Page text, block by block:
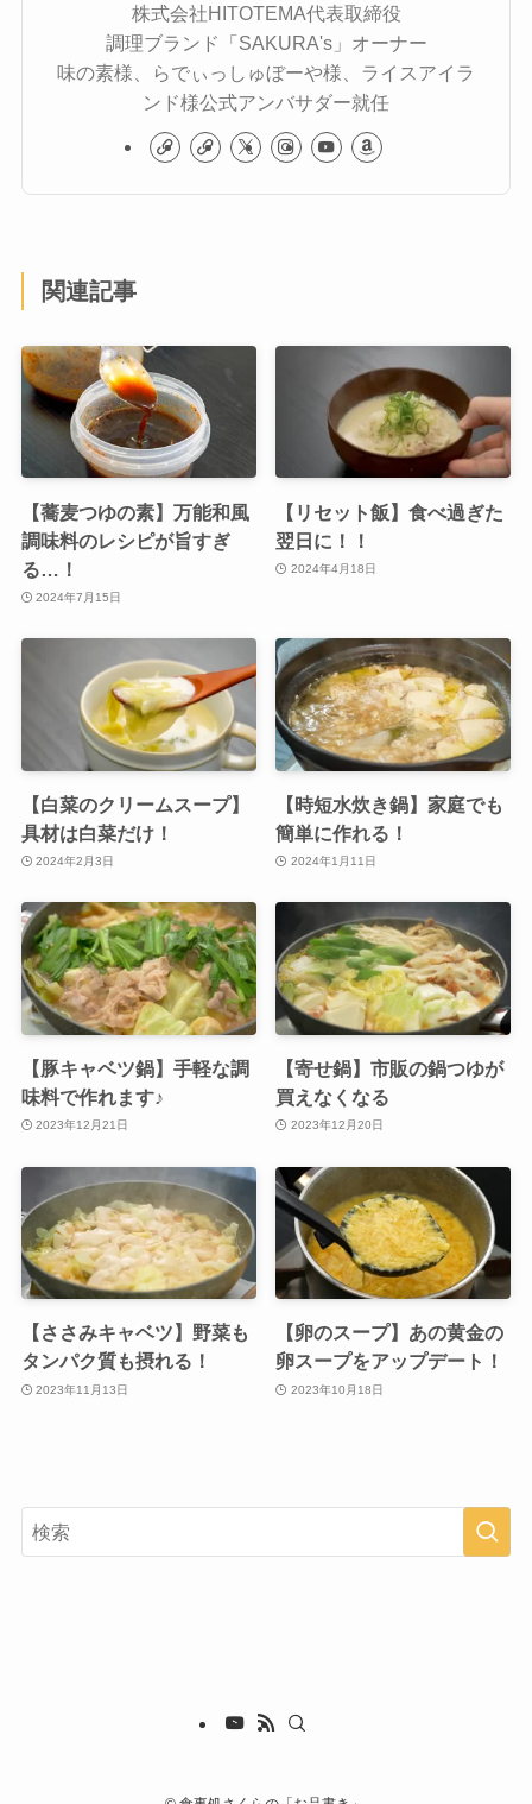
株式会社HITOTEMA代表取締役
調理ブランド「SAKURA's」オーナー
味の素様、らでぃっしゅぼーや様、ライスアイラ
ンド様公式アンバサダー就任
関連記事
【蕎麦つゆの素】万能和風
調味料のレシピが旨すぎ
る…！
2024年7月15日
【リセット飯】食べ過ぎた
翌日に！！
2024年4月18日
【白菜のクリームスープ】
具材は白菜だけ！
2024年2月3日
【時短水炊き鍋】家庭でも
簡単に作れる！
2024年1月11日
【豚キャベツ鍋】手軽な調
味料で作れます♪
2023年12月21日
【寄せ鍋】市販の鍋つゆが
買えなくなる
2023年12月20日
【ささみキャベツ】野菜も
タンパク質も摂れる！
2023年11月13日
【卵のスープ】あの黄金の
卵スープをアップデート！
2023年10月18日